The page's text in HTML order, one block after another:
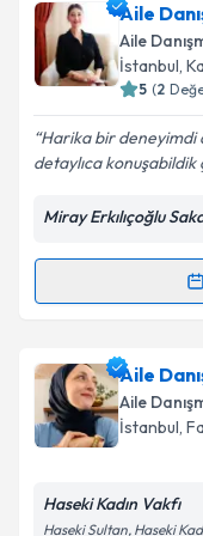
Aile
Aile
İstanbul,
5 (2
Harika bir deneyimdi
detaylıca
Miray Erkılıçoğlu
Randevu
Aile
randevu takvimi
randevu
posta ile
E-posta
Aile
Aile
İstanbul,
Haseki Kadın Vakfı
Haseki Sultan, Haseki